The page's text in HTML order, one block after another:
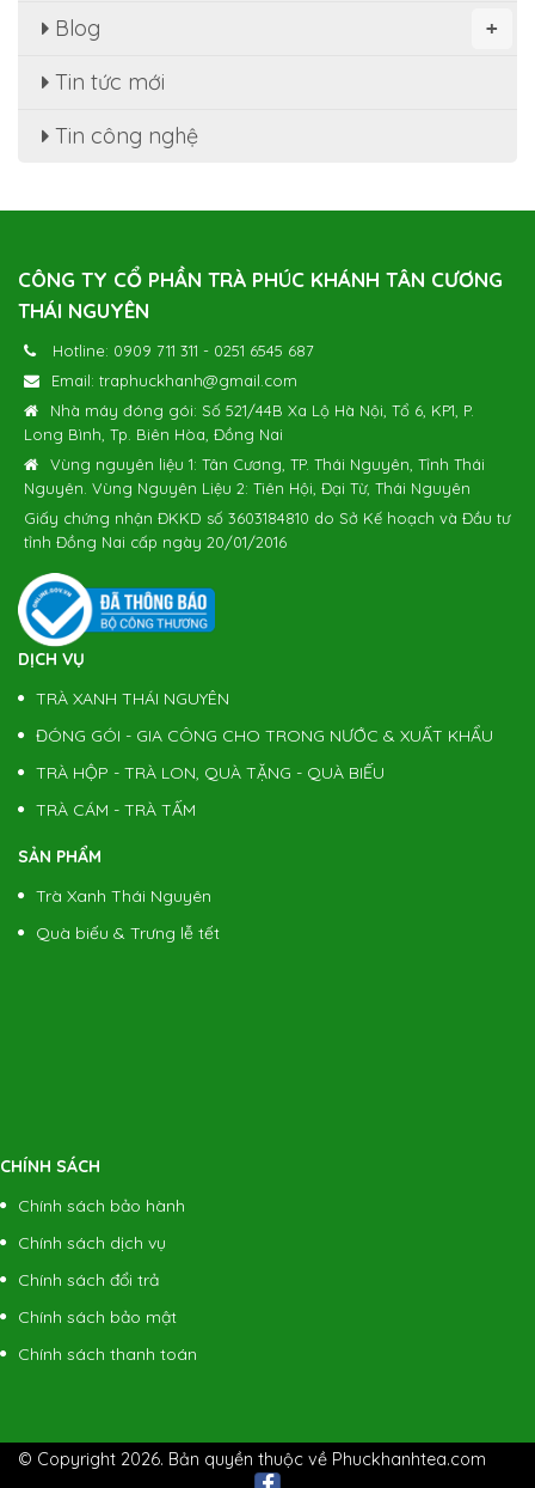
+
Blog
Tin tức mới
Tin công nghệ
CÔNG TY CỔ PHẦN TRÀ PHÚC KHÁNH TÂN CƯƠNG
THÁI NGUYÊN
Hotline: 0909 711 311 - 0251 6545 687
Email: traphuckhanh@gmail.com
Nhà máy đóng gói: Số 521/44B Xa Lộ Hà Nội, Tổ 6, KP1, P.
Long Bình, Tp. Biên Hòa, Đồng Nai
Vùng nguyên liệu 1: Tân Cương, TP. Thái Nguyên, Tỉnh Thái
Nguyên. Vùng Nguyên Liệu 2: Tiên Hội, Đại Từ, Thái Nguyên
Giấy chứng nhận ĐKKD số 3603184810 do Sở Kế hoạch và Đầu tư
tỉnh Đồng Nai cấp ngày 20/01/2016
DỊCH VỤ
TRÀ XANH THÁI NGUYÊN
ĐÓNG GÓI - GIA CÔNG CHO TRONG NƯỚC & XUẤT KHẨU
TRÀ HỘP - TRÀ LON, QUÀ TẶNG - QUÀ BIẾU
TRÀ CÁM - TRÀ TẤM
SẢN PHẨM
Trà Xanh Thái Nguyên
Quà biếu & Trưng lễ tết
CHÍNH SÁCH
Chính sách bảo hành
Chính sách dịch vụ
Chính sách đổi trả
Chính sách bảo mật
Chính sách thanh toán
© Copyright 2026. Bản quyền thuộc về Phuckhanhtea.com